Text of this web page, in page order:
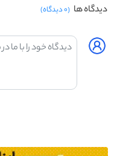
دیدگاه ها (۰ دیدگاه)